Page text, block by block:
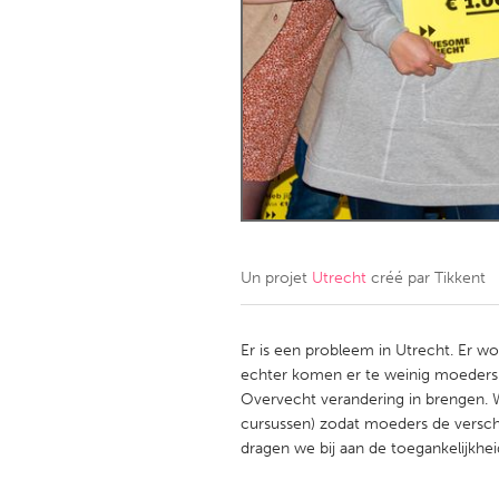
Amherstburg
Kingston
Ottawa
South
MALAYSIA
Kuala Lumpur
NETHERLANDS
QATAR
Qatar
Singapore
Un projet Utrecht créé par Tikkent
Er is een probleem in Utrecht. Er
echter komen er te weinig
Overvecht verandering in brengen.
cursussen) zodat moeders de
dragen we bij aan de